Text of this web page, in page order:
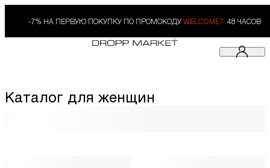
-7% НА ПЕРВУЮ ПОКУПКУ ПО ПРОМОКОДУ WELCOME7. 48 ЧАСОВ
Каталог для женщин